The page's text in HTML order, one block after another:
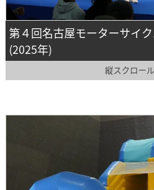
第４回名古屋モーターサイ
(2025年)
縦スクロー